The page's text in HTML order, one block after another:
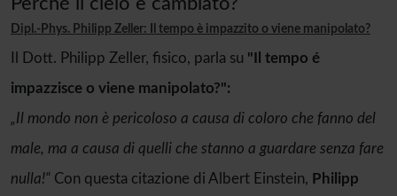
Dipl.-Phys. Philipp Zeller: Il tempo è impazzito o viene manipolato?
Il Dott. Philipp Zeller, fisico, parla su "Il tempo é
impazzisce o viene manipolato?":
„Il mondo non è pericoloso a causa di coloro che fanno del
male, ma a causa di quelli che stanno a guardare senza fare
nulla!“ Con questa citazione di Albert Einstein, Philipp